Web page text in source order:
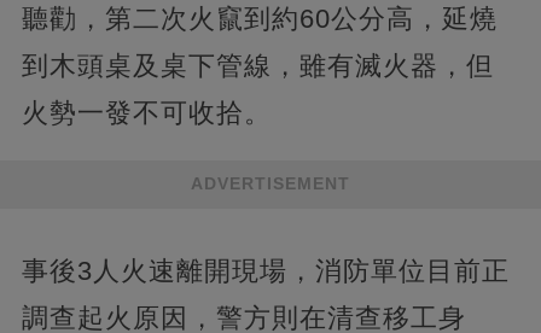
聽勸，第二次火竄到約60公分高，延燒
到木頭桌及桌下管線，雖有滅火器，但
火勢一發不可收拾。
ADVERTISEMENT
事後3人火速離開現場，消防單位目前正
調查起火原因，警方則在清查移工身